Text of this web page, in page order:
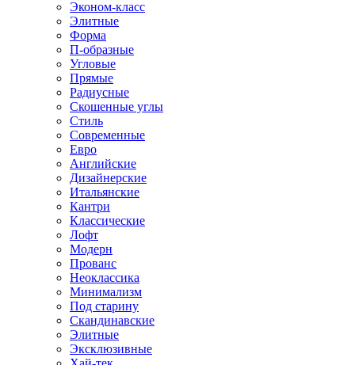
Эконом-класс
Элитные
Форма
П-образные
Угловые
Прямые
Радиусные
Скошенные углы
Стиль
Современные
Евро
Английские
Дизайнерские
Итальянские
Кантри
Классические
Лофт
Модерн
Прованс
Неоклассика
Минимализм
Под старину
Скандинавские
Элитные
Эксклюзивные